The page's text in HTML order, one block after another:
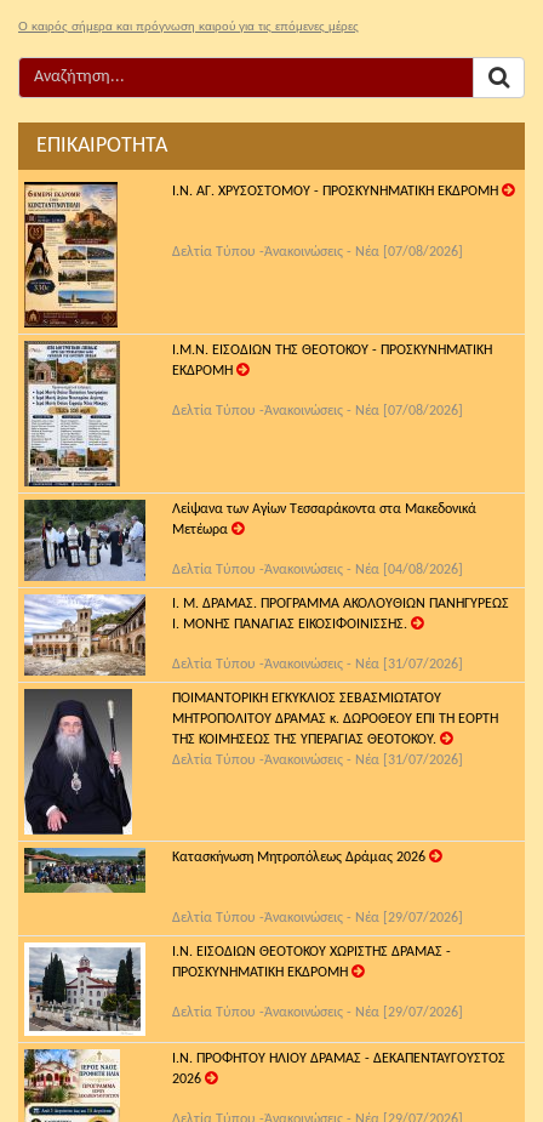
Ο καιρός σήμερα και πρόγνωση καιρού για τις επόμενες μέρες
ΕΠΙΚΑΙΡΟΤΗΤΑ
Ι.Ν. ΑΓ. ΧΡΥΣΟΣΤΟΜΟΥ - ΠΡΟΣΚΥΝΗΜΑΤΙΚΗ ΕΚΔΡΟΜΗ
Δελτία Τύπου -Ἀνακοινώσεις - Νέα [07/08/2026]
Ι.Μ.Ν. ΕΙΣΟΔΙΩΝ ΤΗΣ ΘΕΟΤΟΚΟΥ - ΠΡΟΣΚΥΝΗΜΑΤΙΚΗ
ΕΚΔΡΟΜΗ
Δελτία Τύπου -Ἀνακοινώσεις - Νέα [07/08/2026]
Λείψανα των Αγίων Τεσσαράκοντα στα Μακεδονικά
Μετέωρα
Δελτία Τύπου -Ἀνακοινώσεις - Νέα [04/08/2026]
Ι. Μ. ΔΡΑΜΑΣ. ΠΡΟΓΡΑΜΜΑ ΑΚΟΛΟΥΘΙΩΝ ΠΑΝΗΓΥΡΕΩΣ
Ι. ΜΟΝΗΣ ΠΑΝΑΓΙΑΣ ΕΙΚΟΣΙΦΟΙΝΙΣΣΗΣ.
Δελτία Τύπου -Ἀνακοινώσεις - Νέα [31/07/2026]
ΠΟΙΜΑΝΤΟΡΙΚΗ ΕΓΚΥΚΛΙΟΣ ΣΕΒΑΣΜΙΩΤΑΤΟΥ
ΜΗΤΡΟΠΟΛΙΤΟΥ ΔΡΑΜΑΣ κ. ΔΩΡΟΘΕΟΥ ΕΠΙ ΤΗ ΕΟΡΤΗ
ΤΗΣ ΚΟΙΜΗΣΕΩΣ ΤΗΣ ΥΠΕΡΑΓΙΑΣ ΘΕΟΤΟΚΟΥ.
Δελτία Τύπου -Ἀνακοινώσεις - Νέα [31/07/2026]
Κατασκήνωση Μητροπόλεως Δράμας 2026
Δελτία Τύπου -Ἀνακοινώσεις - Νέα [29/07/2026]
Ι.Ν. ΕΙΣΟΔΙΩΝ ΘΕΟΤΟΚΟΥ ΧΩΡΙΣΤΗΣ ΔΡΑΜΑΣ -
ΠΡΟΣΚΥΝΗΜΑΤΙΚΗ ΕΚΔΡΟΜΗ
Δελτία Τύπου -Ἀνακοινώσεις - Νέα [29/07/2026]
Ι.Ν. ΠΡΟΦΗΤΟΥ ΗΛΙΟΥ ΔΡΑΜΑΣ - ΔΕΚΑΠΕΝΤΑΥΓΟΥΣΤΟΣ
2026